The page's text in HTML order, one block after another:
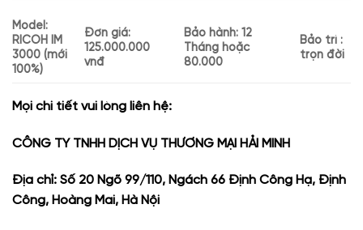
Model:
RICOH IM
3000 (mới
100%)
Đơn giá:
125.000.000
vnđ
Bảo hành: 12
Tháng hoặc
80.000
Bảo trì :
trọn đời
Mọi chi tiết vui lòng liên hệ:
CÔNG TY TNHH DỊCH VỤ THƯƠNG MẠI HẢI MINH
Địa chỉ: Số 20 Ngõ 99/110, Ngách 66 Định Công Hạ, Định
Công, Hoàng Mai, Hà Nội